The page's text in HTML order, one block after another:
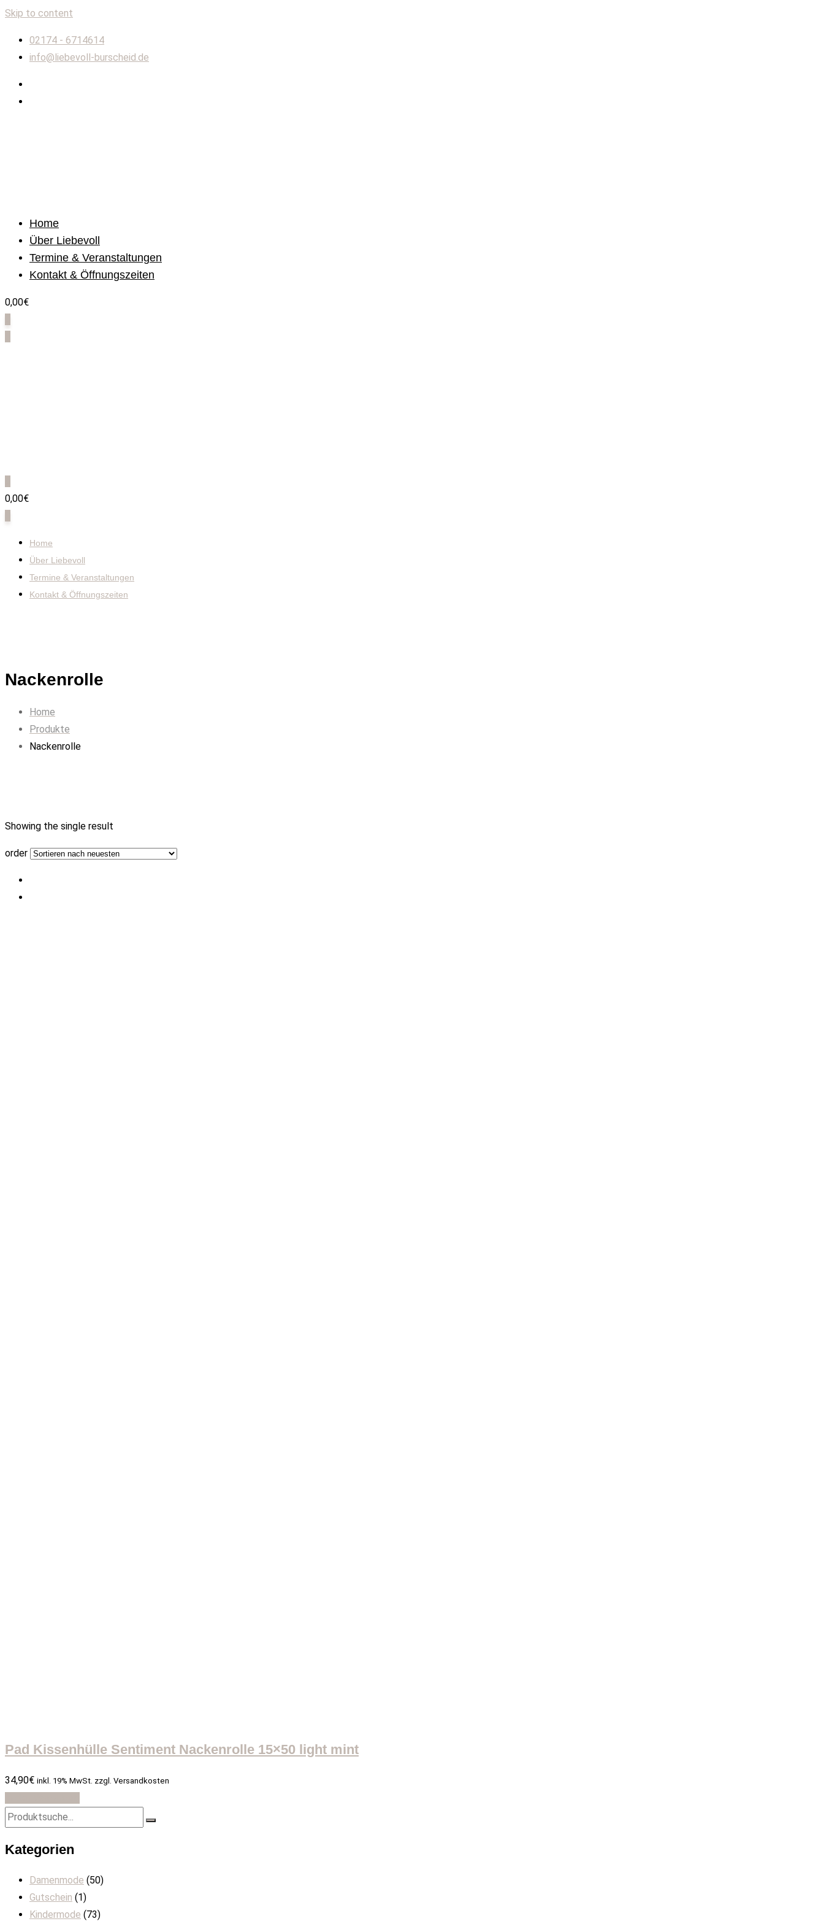
Skip to content
02174 - 6714614
info@liebevoll-burscheid.de
Home
Über Liebevoll
Termine & Veranstaltungen
Kontakt & Öffnungszeiten
0,00€
0,00€
Home
Über Liebevoll
Termine & Veranstaltungen
Kontakt & Öffnungszeiten
Nackenrolle
Home
Produkte
Nackenrolle
Showing the single result
order
Pad Kissenhülle Sentiment Nackenrolle 15×50 light mint
34,90€ inkl. 19% MwSt. zzgl. Versandkosten
Kategorien
Damenmode (50)
Gutschein (1)
Kindermode (73)